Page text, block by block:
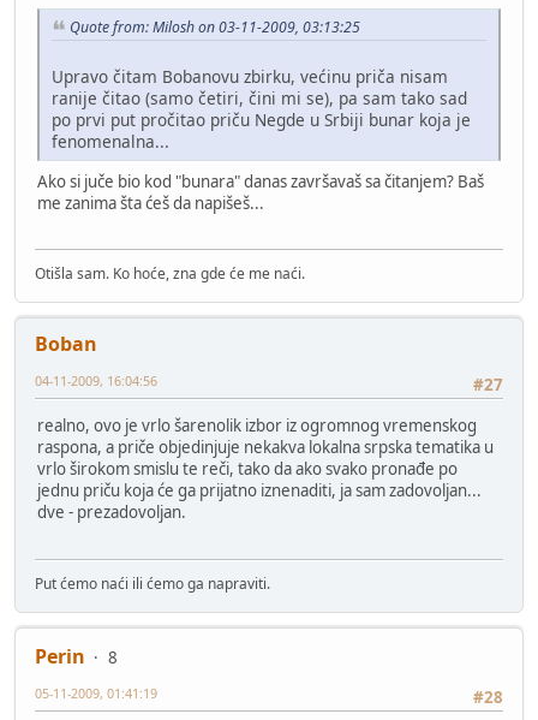
Quote from: Milosh on 03-11-2009, 03:13:25
Upravo čitam Bobanovu zbirku, većinu priča nisam
ranije čitao (samo četiri, čini mi se), pa sam tako sad
po prvi put pročitao priču Negde u Srbiji bunar koja je
fenomenalna...
Ako si juče bio kod "bunara" danas završavaš sa čitanjem? Baš
me zanima šta ćeš da napišeš...
Otišla sam. Ko hoće, zna gde će me naći.
Boban
#27
04-11-2009, 16:04:56
realno, ovo je vrlo šarenolik izbor iz ogromnog vremenskog
raspona, a priče objedinjuje nekakva lokalna srpska tematika u
vrlo širokom smislu te reči, tako da ako svako pronađe po
jednu priču koja će ga prijatno iznenaditi, ja sam zadovoljan...
dve - prezadovoljan.
Put ćemo naći ili ćemo ga napraviti.
Perin
8
#28
05-11-2009, 01:41:19